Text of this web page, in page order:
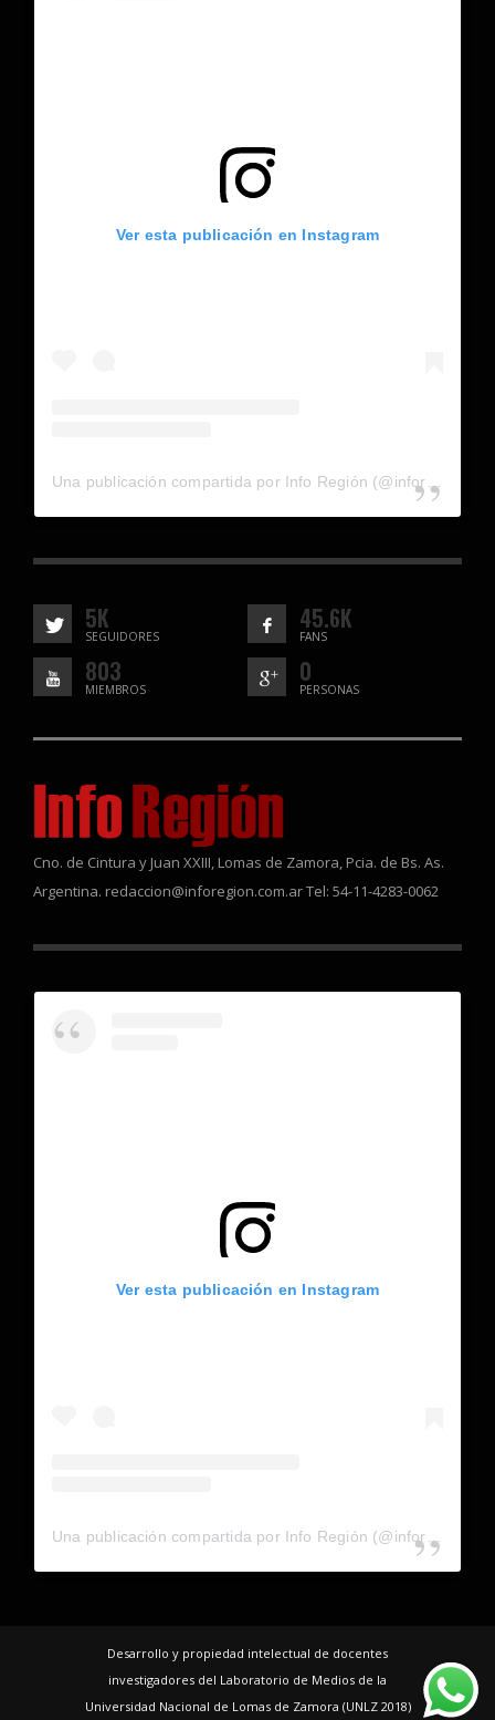
Ver esta publicación en Instagram
5K
SEGUIDORES
45.6K
FANS
803
MIEMBROS
0
PERSONAS
Cno. de Cintura y Juan XXIII, Lomas de Zamora, Pcia. de Bs. As.
Argentina. redaccion@inforegion.com.ar Tel: 54-11-4283-0062
Ver esta publicación en Instagram
Una publicación compartida por Info Región (@inforegion_redes)
Desarrollo y propiedad intelectual de docentes
investigadores del Laboratorio de Medios de la
Universidad Nacional de Lomas de Zamora (UNLZ 2018)